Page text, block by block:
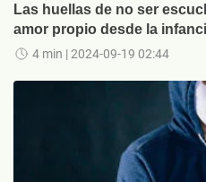
Las huellas de no ser
amor propio desde la
4 min | 2024-09-19 02:44